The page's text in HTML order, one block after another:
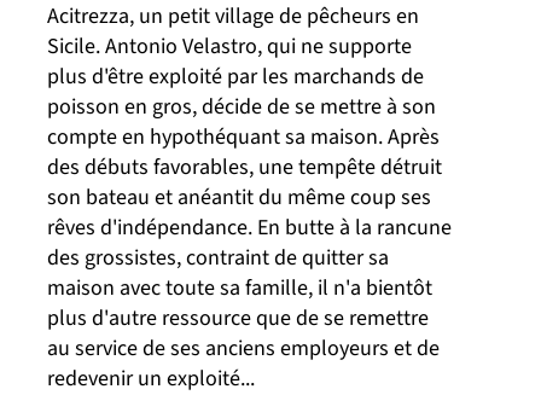
Acitrezza, un petit village de pêcheurs en
Sicile. Antonio Velastro, qui ne supporte
plus d'être exploité par les marchands de
poisson en gros, décide de se mettre à son
compte en hypothéquant sa maison. Après
des débuts favorables, une tempête détruit
son bateau et anéantit du même coup ses
rêves d'indépendance. En butte à la rancune
des grossistes, contraint de quitter sa
maison avec toute sa famille, il n'a bientôt
plus d'autre ressource que de se remettre
au service de ses anciens employeurs et de
redevenir un exploité...